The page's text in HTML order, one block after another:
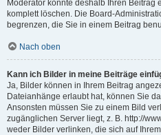
Moderator könnte deshalb Ihren
komplett löschen. Die Board-
begrenzen, die Sie in einem Beitrag
Nach oben
Kann ich Bilder in meine Beiträge
Ja, Bilder können in Ihrem Beitrag
Dateianhänge erlaubt hat, können Sie
Ansonsten müssen Sie zu einem Bild
zugänglichen Server liegt, z. B. http://
weder Bilder verlinken, die sich auf